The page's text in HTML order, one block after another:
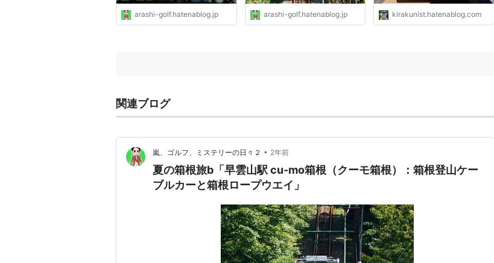
arashi-golf.hatenablog.jp arashi-golf.hatenablog.jp kirakunist.hatenablog.com
関連ブログ
嵐、ゴルフ、ミステリーの日々２ • 2年前
夏の箱根旅b「早雲山駅 cu-mo箱根（クーモ箱根）：箱根登山ケー
ブルカーと箱根ロープウエイ」